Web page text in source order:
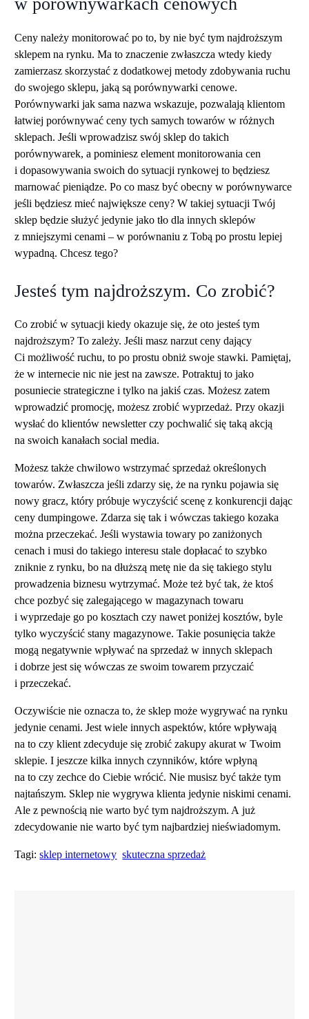
Ceny należy monitorować po to, by nie być tym najdroższym
sklepem na rynku. Ma to znaczenie zwłaszcza wtedy kiedy
zamierzasz skorzystać z dodatkowej metody zdobywania ruchu
do swojego sklepu, jaką są porównywarki cenowe.
Porównywarki jak sama nazwa wskazuje, pozwalają klientom
łatwiej porównywać ceny tych samych towarów w różnych
sklepach. Jeśli wprowadzisz swój sklep do takich
porównywarek, a pominiesz element monitorowania cen
i dopasowywania swoich do sytuacji rynkowej to będziesz
marnować pieniądze. Po co masz być obecny w porównywarce
jeśli będziesz mieć największe ceny? W takiej sytuacji Twój
sklep będzie służyć jedynie jako tło dla innych sklepów
z mniejszymi cenami – w porównaniu z Tobą po prostu lepiej
wypadną. Chcesz tego?
Jesteś tym najdroższym. Co zrobić?
Co zrobić w sytuacji kiedy okazuje się, że oto jesteś tym
najdroższym? To zależy. Jeśli masz narzut ceny dający
Ci możliwość ruchu, to po prostu obniż swoje stawki. Pamiętaj,
że w internecie nic nie jest na zawsze. Potraktuj to jako
posuniecie strategiczne i tylko na jakiś czas. Możesz zatem
wprowadzić promocję, możesz zrobić wyprzedaż. Przy okazji
wysłać do klientów newsletter czy pochwalić się taką akcją
na swoich kanałach social media.
Możesz także chwilowo wstrzymać sprzedaż określonych
towarów. Zwłaszcza jeśli zdarzy się, że na rynku pojawia się
nowy gracz, który próbuje wyczyścić scenę z konkurencji dając
ceny dumpingowe. Zdarza się tak i wówczas takiego kozaka
można przeczekać. Jeśli wystawia towary po zaniżonych
cenach i musi do takiego interesu stale dopłacać to szybko
zniknie z rynku, bo na dłuższą metę nie da się takiego stylu
prowadzenia biznesu wytrzymać. Może też być tak, że ktoś
chce pozbyć się zalegającego w magazynach towaru
i wyprzedaje go po kosztach czy nawet poniżej kosztów, byle
tylko wyczyścić stany magazynowe. Takie posunięcia także
mogą negatywnie wpływać na sprzedaż w innych sklepach
i dobrze jest się wówczas ze swoim towarem przyczaić
i przeczekać.
Oczywiście nie oznacza to, że sklep może wygrywać na rynku
jedynie cenami. Jest wiele innych aspektów, które wpływają
na to czy klient zdecyduje się zrobić zakupy akurat w Twoim
sklepie. I jeszcze kilka innych czynników, które wpłyną
na to czy zechce do Ciebie wrócić. Nie musisz być także tym
najtańszym. Sklep nie wygrywa klienta jedynie niskimi cenami.
Ale z pewnością nie warto być tym najdroższym. A już
zdecydowanie nie warto być tym najbardziej nieświadomym.
Tagi:sklep internetowy skuteczna sprzedaż